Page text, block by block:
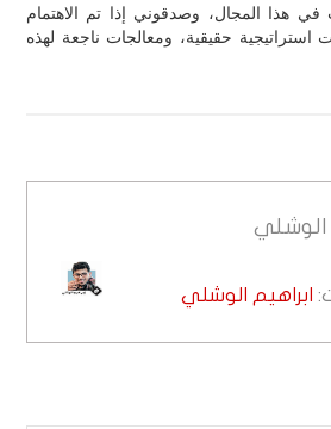
في هذا المجال، وصدقوني إذا تم الاهتمام
حقيقية، ومعالجات ناجعة لهذه
الوشلي
ابراهيم الوشلي